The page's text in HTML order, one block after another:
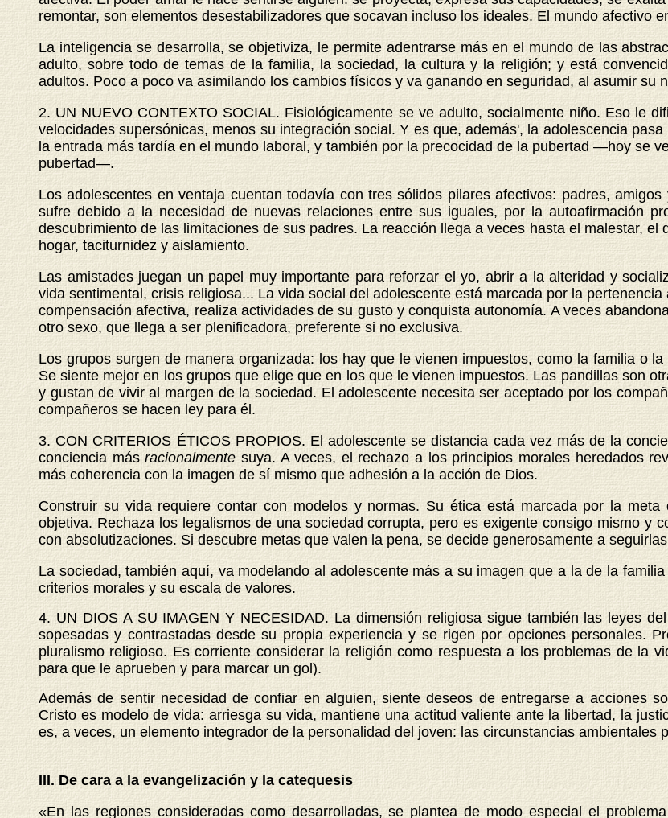
remontar, son elementos desestabilizadores que socavan incluso los ideales. El mundo afectivo
La inteligencia se desarrolla, se objetiviza, le permite adentrarse más en el mundo de las
adulto, sobre todo de temas de la familia, la sociedad, la cultura y la religión; y está
adultos. Poco a poco va asimilando los cambios físicos y va ganando en seguridad, al asumir su
2. UN NUEVO CONTEXTO SOCIAL. Fisiológicamente se ve adulto, socialmente niño. Eso le
velocidades supersónicas, menos su integración social. Y es que, además', la adolescencia
la entrada más tardía en el mundo laboral, y también por la precocidad de la pubertad —hoy se
pubertad—.
Los adolescentes en ventaja cuentan todavía con tres sólidos pilares afectivos: padres,
sufre debido a la necesidad de nuevas relaciones entre sus iguales, por la autoafirmación
descubrimiento de las limitaciones de sus padres. La reacción llega a veces hasta el malestar,
hogar, taciturnidez y aislamiento.
Las amistades juegan un papel muy importante para reforzar el yo, abrir a la alteridad y
vida sentimental, crisis religiosa... La vida social del adolescente está marcada por la
compensación afectiva, realiza actividades de su gusto y conquista autonomía. A veces
otro sexo, que llega a ser plenificadora, preferente si no exclusiva.
Los grupos surgen de manera organizada: los hay que le vienen impuestos, como la familia o
Se siente mejor en los grupos que elige que en los que le vienen impuestos. Las pandillas son
y gustan de vivir al margen de la sociedad. El adolescente necesita ser aceptado por los
compañeros se hacen ley para él.
3. CON CRITERIOS ÉTICOS PROPIOS. El adolescente se distancia cada vez más de la
conciencia másracionalmente suya. A veces, el rechazo a los principios morales heredados
más coherencia con la imagen de sí mismo que adhesión a la acción de Dios.
Construir su vida requiere contar con modelos y normas. Su ética está marcada por la
objetiva. Rechaza los legalismos de una sociedad corrupta, pero es exigente consigo mismo y
con absolutizaciones. Si descubre metas que valen la pena, se decide generosamente a
La sociedad, también aquí, va modelando al adolescente más a su imagen que a la de la
criterios morales y su escala de valores.
4. UN DIOS A SU IMAGEN Y NECESIDAD. La dimensión religiosa sigue también las leyes
sopesadas y contrastadas desde su propia experiencia y se rigen por opciones personales.
pluralismo religioso. Es corriente considerar la religión como respuesta a los problemas de la
para que le aprueben y para marcar un gol).
Además de sentir necesidad de confiar en alguien, siente deseos de entregarse a acciones
Cristo es modelo de vida: arriesga su vida, mantiene una actitud valiente ante la libertad, la
es, a veces, un elemento integrador de la personalidad del joven: las circunstancias ambientales
III. De cara a la evangelización y la catequesis
«En las regiones consideradas como desarrolladas, se plantea de modo especial el